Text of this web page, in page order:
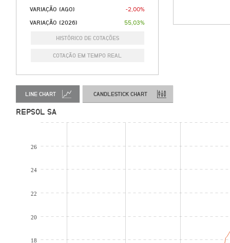
VARIAÇÃO (AGO) -2,00%
VARIAÇÃO (2026) 55,03%
HISTÓRICO DE COTAÇÕES
COTAÇÃO EM TEMPO REAL
LINE CHART CANDLESTICK CHART
REPSOL SA
18
20
22
24
26